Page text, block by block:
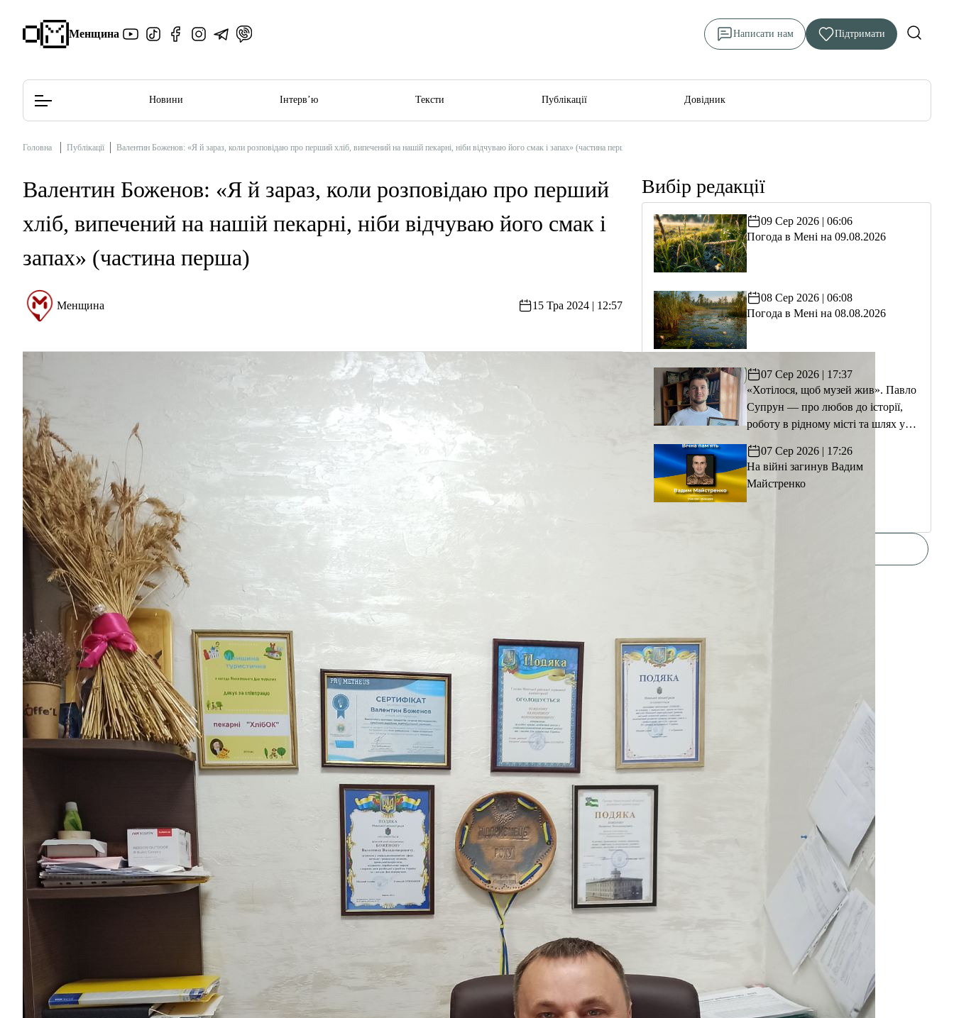
Менщина Написати нам Підтримати
Редакційна політика
Новини Інтерв’ю Тексти Публікації Довідник
Головна Публікації Валентин Боженов: «Я й зараз, коли розповідаю про перший хліб, випечений на нашій пекарні, ніби відчуваю його смак і запах» (частина перша)
Валентин Боженов: «Я й зараз, коли розповідаю про перший
хліб, випечений на нашій пекарні, ніби відчуваю його смак і
запах» (частина перша)
Менщина 15 Тра 2024 | 12:57
Вибір редакції
09 Сер 2026 | 06:06
Погода в Мені на 09.08.2026
08 Сер 2026 | 06:08
Погода в Мені на 08.08.2026
07 Сер 2026 | 17:37
«Хотілося, щоб музей жив». Павло
Супрун — про любов до історії,
роботу в рідному місті та шлях у
07 Сер 2026 | 17:26
На війні загинув Вадим
Майстренко
Довідник громади
Освіта
Пошта та послуги